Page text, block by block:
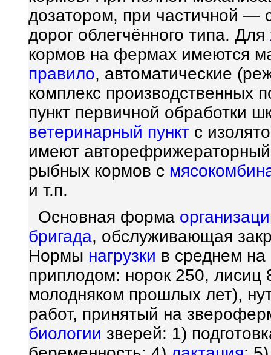
дозатором, при частичной —
дорог облегчённого типа. Для
кормов на фермах имеются
правило, автоматические
комплекс производственных
пункт первичной обработки
ветеринарный пункт с
имеют
рыбных кормов с
и т.п.
Основная форма
бригада, обслуживающая
Нормы нагрузки в среднем на
приплодом: норок 250, лисиц
молодняком прошлых лет),
работ, принятый на
биологии зверей: 1)